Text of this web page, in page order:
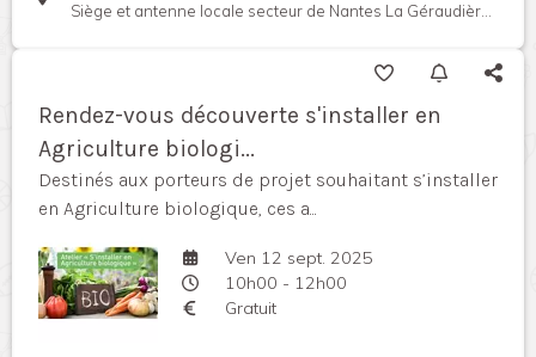
Siège et antenne locale secteur de Nantes La Géraudière, Rue Pierre Adolphe Bobierre, 44939 Nantes cedex, France
Rendez-vous découverte s'installer en
Agriculture biologi...
Destinés aux porteurs de projet souhaitant s’installer
en Agriculture biologique, ces a...
Ven 12 sept. 2025
10h00 - 12h00
Gratuit